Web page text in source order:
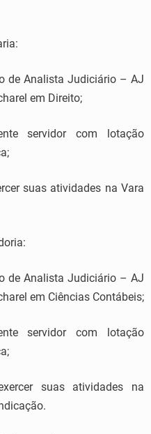
de Analista Judiciário – AJ
em Direito;
servidor com lotação
suas atividades na Vara
de Analista Judiciário – AJ
em Ciências Contábeis;
servidor com lotação
suas atividades na